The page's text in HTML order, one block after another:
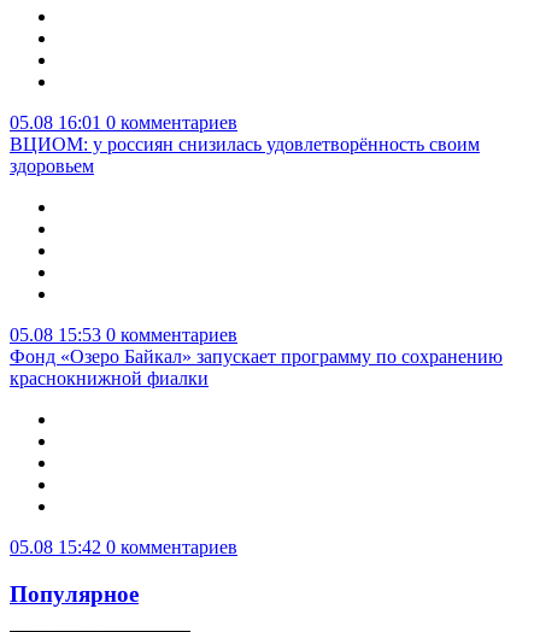
05.08 16:01 0 комментариев
ВЦИОМ: у россиян снизилась удовлетворённость своим
здоровьем
05.08 15:53 0 комментариев
Фонд «Озеро Байкал» запускает программу по сохранению
краснокнижной фиалки
05.08 15:42 0 комментариев
Популярное